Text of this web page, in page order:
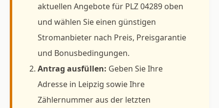
aktuellen Angebote für PLZ 04289 oben
und wählen Sie einen günstigen
Stromanbieter nach Preis, Preisgarantie
und Bonusbedingungen.
Antrag ausfüllen: Geben Sie Ihre
Adresse in Leipzig sowie Ihre
Zählernummer aus der letzten